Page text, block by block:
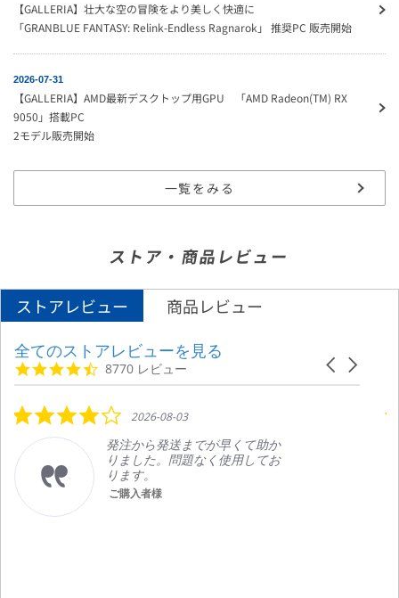
【GALLERIA】壮大な空の冒険をより美しく快適に
「GRANBLUE FANTASY: Relink-Endless Ragnarok」 推奨PC 販売開始
2026-07-31
【GALLERIA】AMD最新デスクトップ用GPU 「AMD Radeon(TM) RX
9050」搭載PC
2モデル販売開始
一覧をみる
ストア・商品レビュー
ストアレビュー 商品レビュー
Reviews carousel
Carousel
4.7 star rating
8770 レビュー
全てのストアレビューを見る
4.0 star rating
2026-08-03
発注から発送までが早くて助か
りました。問題なく使用してお
ります。
ご購入者様